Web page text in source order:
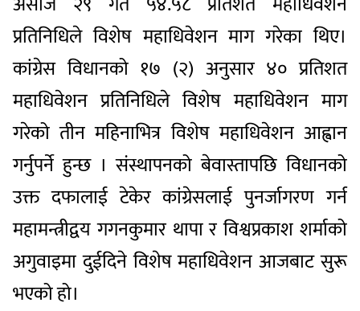
प्रतिनिधिले विशेष महाधिवेशन माग गरेका थिए।
कांग्रेस विधानको १७ (२) अनुसार ४० प्रतिशत
महाधिवेशन प्रतिनिधिले विशेष महाधिवेशन माग
गरेको तीन महिनाभित्र विशेष महाधिवेशन आह्वान
गर्नुपर्ने हुन्छ । संस्थापनको बेवास्तापछि विधानको
उक्त दफालाई टेकेर कांग्रेसलाई पुनर्जागरण गर्न
महामन्त्रीद्वय गगनकुमार थापा र विश्वप्रकाश शर्माको
अगुवाइमा दुईदिने विशेष महाधिवेशन आजबाट सुरू
भएको हो।